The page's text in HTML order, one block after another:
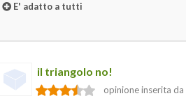
E' adatto a tutti
il triangolo no!
opinione inserita da